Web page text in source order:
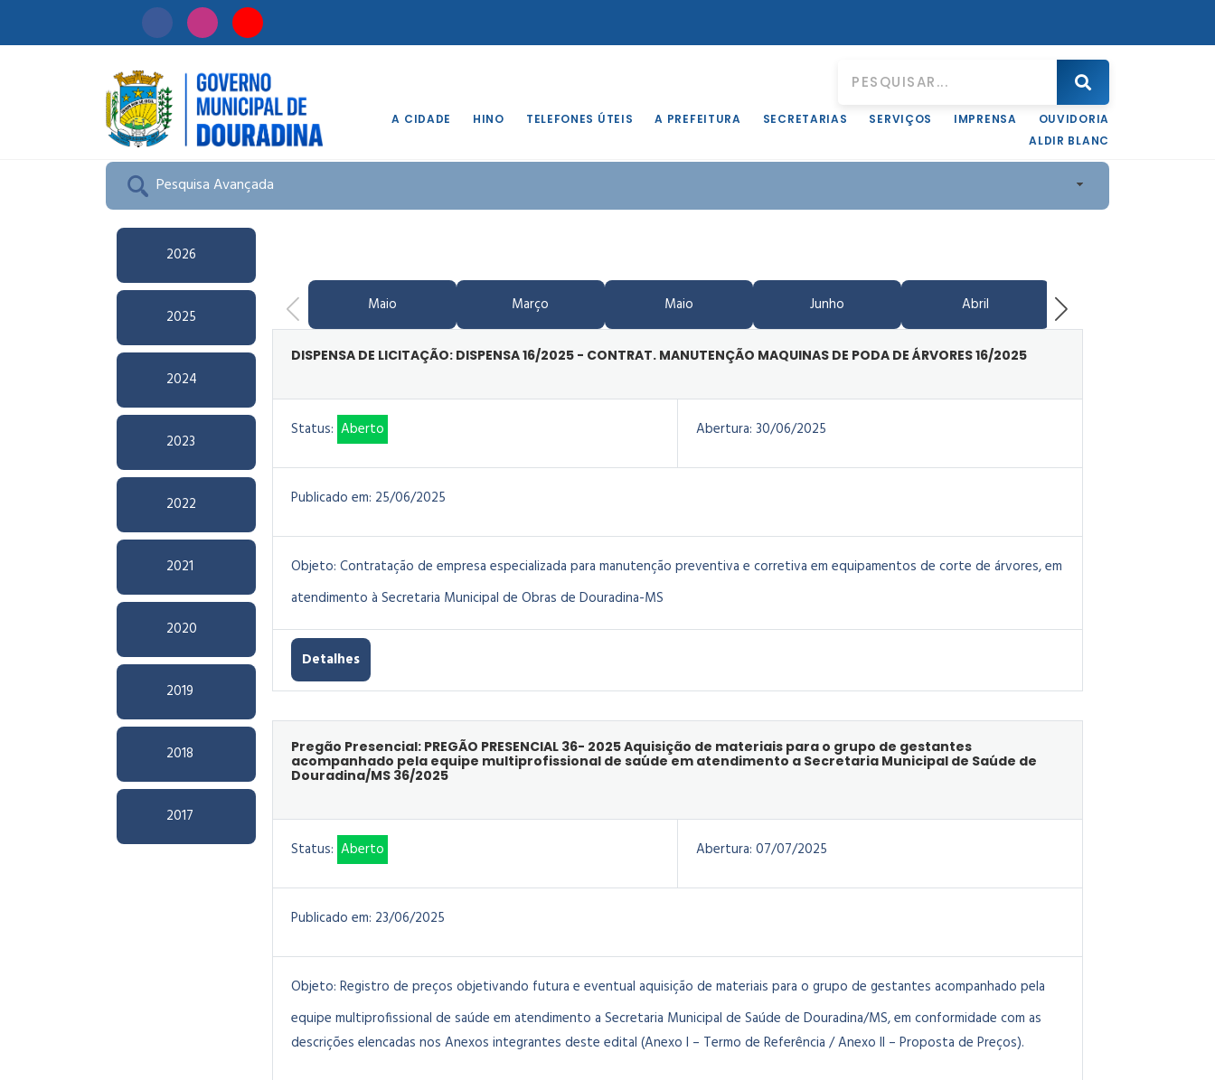
A CIDADE HINO TELEFONES ÚTEIS A PREFEITURA SECRETARIAS SERVIÇOS IMPRENSA
OUVIDORIA
ALDIR BLANC
Início / Licitação
Pesquisa Avançada
2026
2025
2024
2023
2022
2021
2020
2019
2018
2017
Maio Março Maio Junho Abril
DISPENSA DE LICITAÇÃO: DISPENSA 16/2025 - CONTRAT. MANUTENÇÃO MAQUINAS DE PODA DE ÁRVORES 16/2025
Status: Aberto Abertura: 30/06/2025
Publicado em: 25/06/2025
Objeto: Contratação de empresa especializada para manutenção preventiva e corretiva em equipamentos de corte de árvores, em
atendimento à Secretaria Municipal de Obras de Douradina-MS
Detalhes
Pregão Presencial: PREGÃO PRESENCIAL 36- 2025 Aquisição de materiais para o grupo de gestantes
acompanhado pela equipe multiprofissional de saúde em atendimento a Secretaria Municipal de Saúde de
Douradina/MS 36/2025
Status: Aberto Abertura: 07/07/2025
Publicado em: 23/06/2025
Objeto: Registro de preços objetivando futura e eventual aquisição de materiais para o grupo de gestantes acompanhado pela
equipe multiprofissional de saúde em atendimento a Secretaria Municipal de Saúde de Douradina/MS, em conformidade com as
descrições elencadas nos Anexos integrantes deste edital (Anexo I – Termo de Referência / Anexo II – Proposta de Preços).